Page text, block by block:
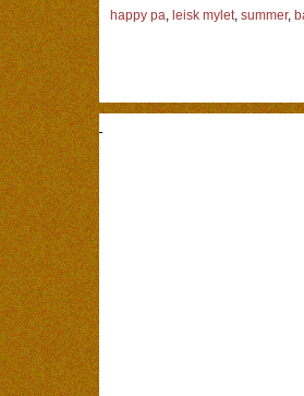
happy pa, leisk mylet, summer,